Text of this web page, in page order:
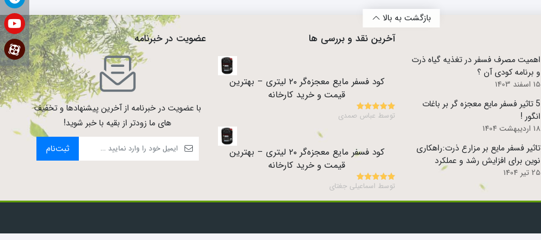
بازگشت به بالا
اهمیت مصرف فسفر در تغذیه گیاه ذرت
و برنامه کودی آن ؟
15 اسفند 1403
5 تاثیر فسفر مایع معجزه گر بر باغات
انگور !
18 اردیبهشت 1404
تاثیر فسفر مایع بر مزارع ذرت:راهکاری
نوین برای افزایش رشد و عملکرد
25 تیر 1404
آخرین نقد و بررسی ها
کود فسفر مایع معجزه‌گر ۲۰ لیتری – بهترین
قیمت و خرید کارخانه
نمره 5از 5
توسط عباس صمدی
کود فسفر مایع معجزه‌گر ۲۰ لیتری – بهترین
قیمت و خرید کارخانه
نمره 5از 5
توسط اسماعیلی جغتای
عضویت در خبرنامه
با عضویت در خبرنامه از آخرین پیشنهادها و تخفیف
های ما زودتر از بقیه با خبر شوید!
ثبت‌نام